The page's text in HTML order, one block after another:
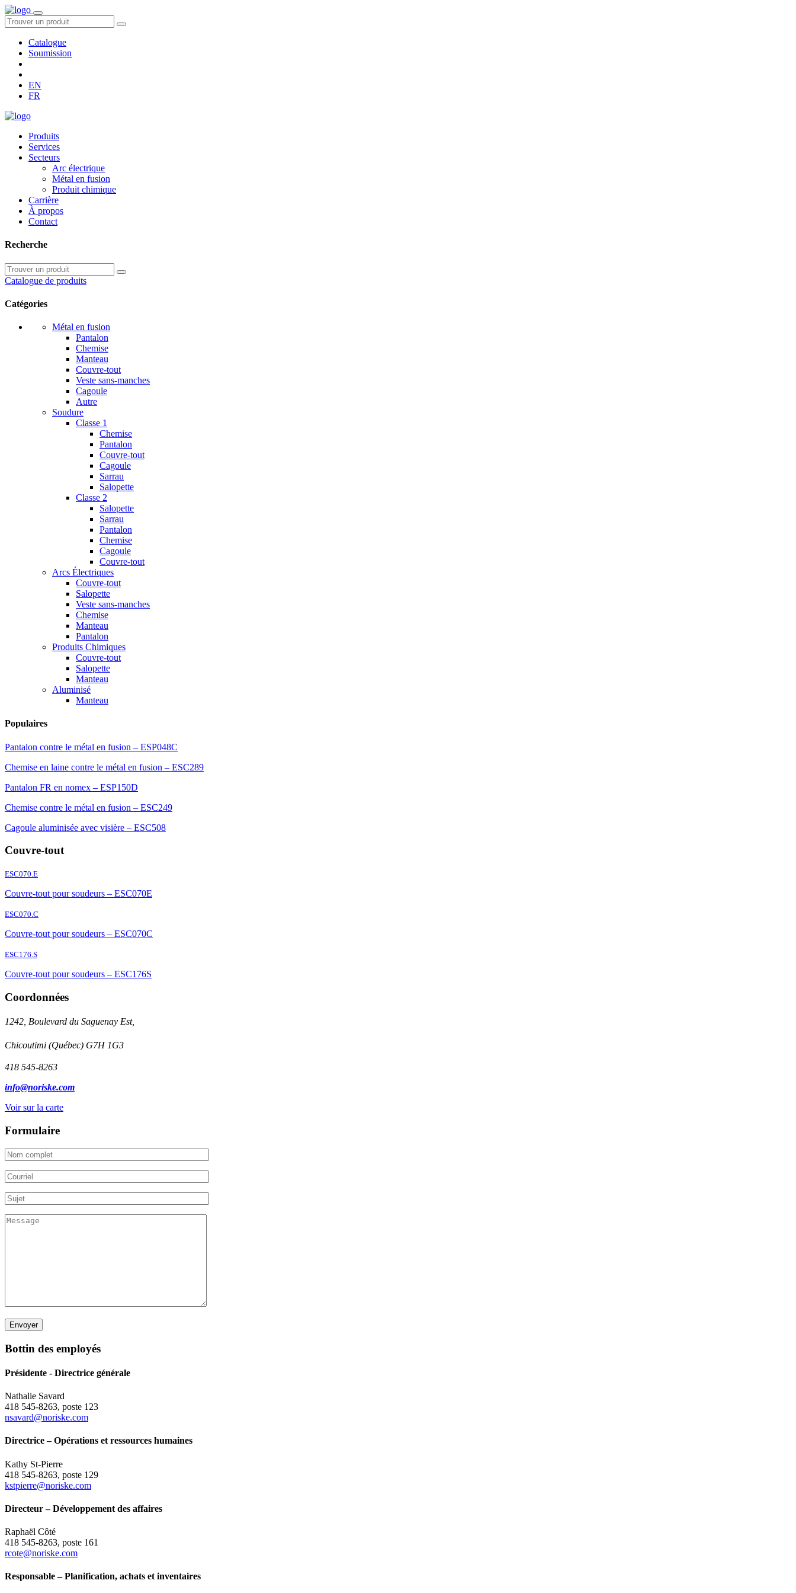
Catalogue
Soumission
EN
FR
Produits
Services
Secteurs
Arc électrique
Métal en fusion
Produit chimique
Carrière
À propos
Contact
Recherche
Catalogue de produits
Catégories
Métal en fusion
Pantalon
Chemise
Manteau
Couvre-tout
Veste sans-manches
Cagoule
Autre
Soudure
Classe 1
Chemise
Pantalon
Couvre-tout
Cagoule
Sarrau
Salopette
Classe 2
Salopette
Sarrau
Pantalon
Chemise
Cagoule
Couvre-tout
Arcs Électriques
Couvre-tout
Salopette
Veste sans-manches
Chemise
Manteau
Pantalon
Produits Chimiques
Couvre-tout
Salopette
Manteau
Aluminisé
Manteau
Populaires
Pantalon contre le métal en fusion – ESP048C
Chemise en laine contre le métal en fusion – ESC289
Pantalon FR en nomex – ESP150D
Chemise contre le métal en fusion – ESC249
Cagoule aluminisée avec visière – ESC508
Couvre-tout
ESC070.E
Couvre-tout pour soudeurs – ESC070E
ESC070.C
Couvre-tout pour soudeurs – ESC070C
ESC176.S
Couvre-tout pour soudeurs – ESC176S
Coordonnées
1242, Boulevard du Saguenay Est,
Chicoutimi (Québec) G7H 1G3
418 545-8263
info@noriske.com
Voir sur la carte
Formulaire
Bottin des employés
Présidente - Directrice générale
Nathalie Savard
418 545-8263, poste 123
nsavard@noriske.com
Directrice – Opérations et ressources humaines
Kathy St-Pierre
418 545-8263, poste 129
kstpierre@noriske.com
Directeur – Développement des affaires
Raphaël Côté
418 545-8263, poste 161
rcote@noriske.com
Responsable – Planification, achats et inventaires